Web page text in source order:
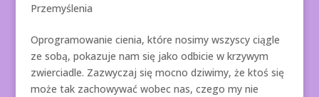
Przemyślenia
Oprogramowanie cienia, które nosimy wszyscy ciągle
ze sobą, pokazuje nam się jako odbicie w krzywym
zwierciadle. Zazwyczaj się mocno dziwimy, że ktoś się
może tak zachowywać wobec nas, czego my nie